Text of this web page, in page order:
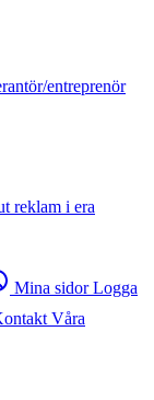
entreprenör
reklam i era
Mina sidor Logga
Våra